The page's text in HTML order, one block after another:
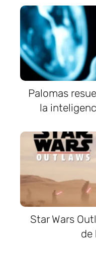
Palomas
la
Star Wars
de